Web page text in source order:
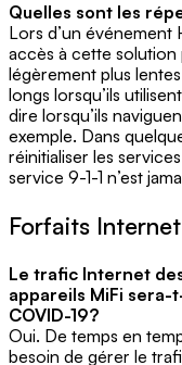
Quelles sont les
Lors d’un événement
accès à cette solution
légèrement plus
longs lorsqu’ils
dire lorsqu’ils
exemple. Dans
réinitialiser les
service 9-1-1 n’est
Forfaits
Le trafic Internet
appareils MiFi
COVID-19?
Oui. De temps en
besoin de gérer le